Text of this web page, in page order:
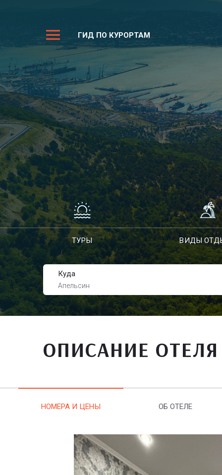
ГИД ПО КУРОРТАМ
ТУРЫ ВИДЫ
Куда
Апельсин
ОПИСАНИЕ ОТЕЛЯ
НОМЕРА И ЦЕНЫ ОБ ОТЕЛЕ